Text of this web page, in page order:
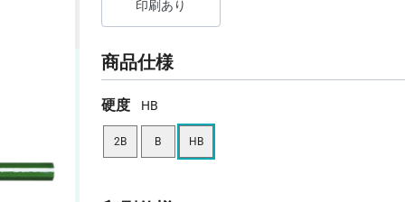
印刷あり
商品仕様
硬度 HB
2B B HB